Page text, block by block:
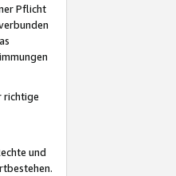
Pflicht
richtige
und